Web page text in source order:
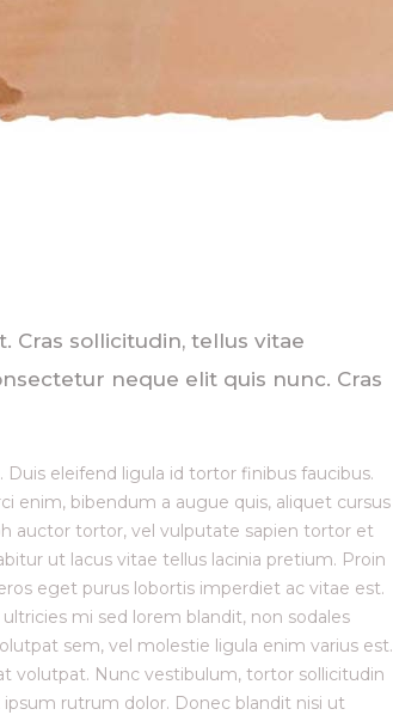
Cras sollicitudin, tellus vitae
neque elit quis nunc. Cras
eleifend ligula id tortor finibus faucibus.
enim, bibendum a augue quis, aliquet cursus
auctor tortor, vel vulputate sapien tortor et
ut lacus vitae tellus lacinia pretium. Proin
eget purus lobortis imperdiet ac vitae est.
mi sed lorem blandit, non sodales
sem, vel molestie ligula enim varius est.
volutpat. Nunc vestibulum, tortor sollicitudin
rutrum dolor. Donec blandit nisi ut